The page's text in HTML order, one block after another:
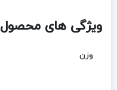
ویژگی های محصول
وزن